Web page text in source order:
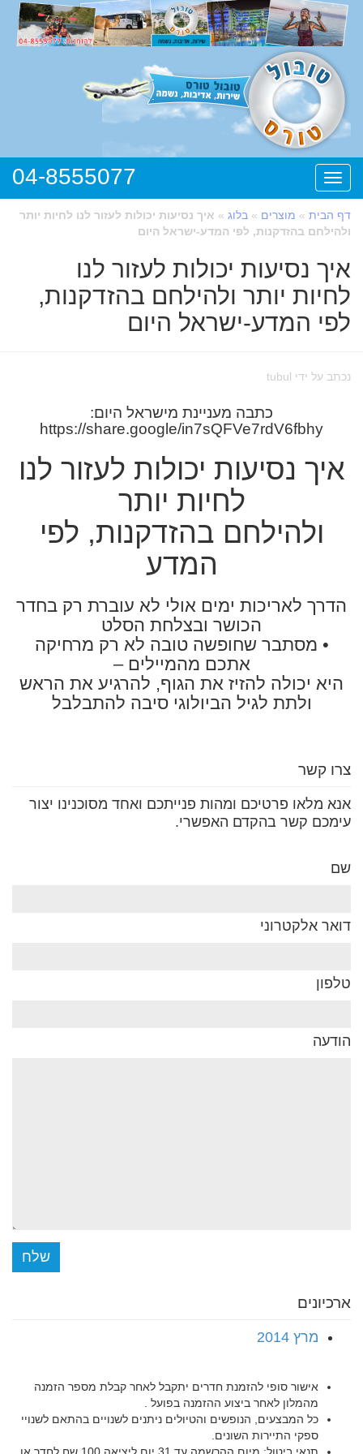
תפריט 04-8555077
דף הבית » מוצרים » בלוג » איך נסיעות יכולות לעזור לנו לחיות יותר
ולהילחם בהזדקנות, לפי המדע-ישראל היום
איך נסיעות יכולות לעזור לנו
לחיות יותר ולהילחם בהזדקנות,
לפי המדע-ישראל היום
נכתב על ידי tubul
כתבה מעניינת מישראל היום:
https://share.google/in7sQFVe7rdV6fbhy
איך נסיעות יכולות לעזור לנו
לחיות יותר
ולהילחם בהזדקנות, לפי
המדע
הדרך לאריכות ימים אולי לא עוברת רק בחדר
הכושר ובצלחת הסלט
• מסתבר שחופשה טובה לא רק מרחיקה
אתכם מהמיילים –
היא יכולה להזיז את הגוף, להרגיע את הראש
ולתת לגיל הביולוגי סיבה להתבלבל
צרו קשר
אנא מלאו פרטיכם ומהות פנייתכם ואחד מסוכנינו יצור
עימכם קשר בהקדם האפשרי.
שם
דואר אלקטרוני
טלפון
הודעה
שלח
ארכיונים
מרץ 2014
אישור סופי להזמנת חדרים יתקבל לאחר קבלת מספר הזמנה
מהמלון לאחר ביצוע ההזמנה בפועל .
כל המבצעים, הנופשים והטיולים ניתנים לשנויים בהתאם לשנויי
ספקי התיירות השונים.